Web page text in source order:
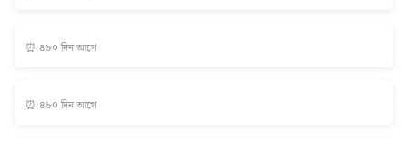
⏰ ৪৮০ দিন আগে
⏰ ৪৮০ দিন আগে